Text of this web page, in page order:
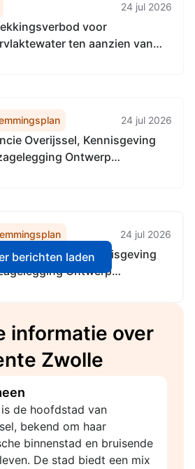
24 jul 2026
voor
ten aanzien van
24 jul 2026
Overijssel, Kennisgeving
Ontwerp
24 jul 2026
Overijssel, Kennisgeving
Ontwerp
Overijssel
berichten laden
informatie over
Zwolle
de hoofdstad van
bekend om haar
binnenstad en bruisende
De stad biedt een mix